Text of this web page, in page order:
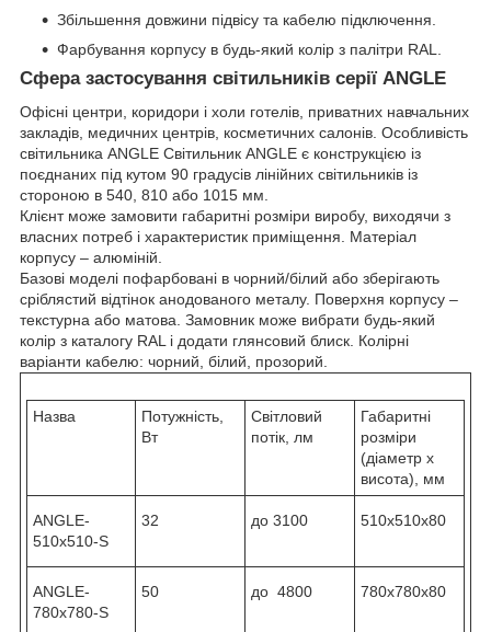
Збільшення довжини підвісу та кабелю підключення.
Фарбування корпусу в будь-який колір з палітри RAL.
Сфера застосування світильників серії ANGLE
Офісні центри, коридори і холи готелів, приватних навчальних
закладів, медичних центрів, косметичних салонів. Особливість
світильника ANGLE Світильник ANGLE є конструкцією із
поєднаних під кутом 90 градусів лінійних світильників із
стороною в 540, 810 або 1015 мм.
Клієнт може замовити габаритні розміри виробу, виходячи з
власних потреб і характеристик приміщення. Матеріал
корпусу – алюміній.
Базові моделі пофарбовані в чорний/білий або зберігають
сріблястий відтінок анодованого металу. Поверхня корпусу –
текстурна або матова. Замовник може вибрати будь-який
колір з каталогу RAL і додати глянсовий блиск. Колірні
варіанти кабелю: чорний, білий, прозорий.
Назва
Потужність,
Вт
Світловий
потік, лм
Габаритні
розміри
(діаметр х
висота), мм
ANGLE-
510x510-S
32 до 3100 510х510х80
ANGLE-
780x780-S
50 до 4800 780х780х80